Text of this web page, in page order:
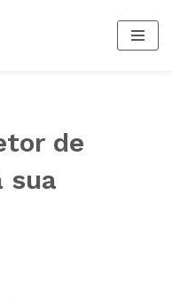
de
sua